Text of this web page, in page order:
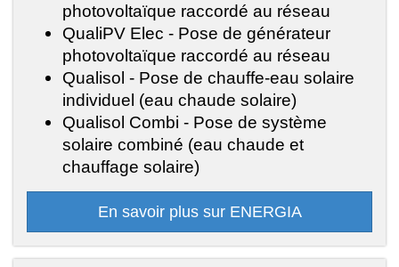
photovoltaïque raccordé au réseau
QualiPV Elec - Pose de générateur
photovoltaïque raccordé au réseau
Qualisol - Pose de chauffe-eau solaire
individuel (eau chaude solaire)
Qualisol Combi - Pose de système
solaire combiné (eau chaude et
chauffage solaire)
En savoir plus sur ENERGIA